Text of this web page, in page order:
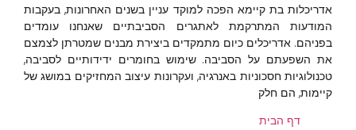
אדריכלות בת קיימא הפכה למוקד עניין בשנים האחרונות, בעקבות
המודעות המתרקמת לאתגרים הסביבתיים שאנחנו עומדים
בפניהם. אדריכלים כיום מתמקדים ביצירת מבנים שמטרתן לצמצם
את השפעתם על הסביבה. שימוש בחומרים ידידותיים לסביבה,
טכנולוגיות חסכוניות באנרגיה, ועקרונות עיצוב המחזיקים במושג של
קיימות, הם חלק
דף הבית